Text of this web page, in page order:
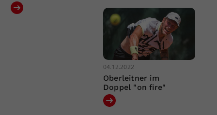
04.12.2022
Oberleitner im
Doppel "on fire"